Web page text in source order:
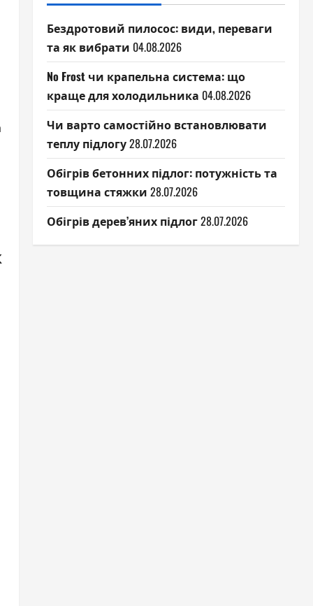
Бездротовий пилосос: види, переваги
та як вибрати 04.08.2026
No Frost чи крапельна система: що
краще для холодильника 04.08.2026
Чи варто самостійно встановлювати
теплу підлогу28.07.2026
Обігрів бетонних підлог: потужність та
товщина стяжки 28.07.2026
Обігрів дерев’яних підлог28.07.2026